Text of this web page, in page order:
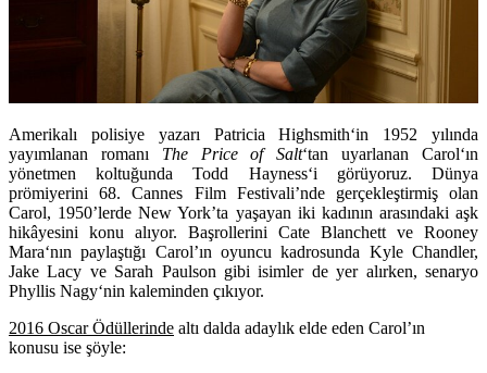
Amerikalı polisiye yazarı Patricia Highsmith‘in 1952 yılında
yayımlanan romanı The Price of Salt‘tan uyarlananCarol‘ın
yönetmen koltuğunda Todd Hayness‘i görüyoruz. Dünya
prömiyerini 68. Cannes Film Festivali’nde gerçekleştirmiş olan
Carol, 1950’lerde New York’ta yaşayan iki kadının arasındaki aşk
hikâyesini konu alıyor. Başrollerini Cate Blanchett ve Rooney
Mara‘nın paylaştığı Carol’ın oyuncu kadrosunda Kyle Chandler,
Jake Lacy veSarah Paulson gibi isimler de yer alırken, senaryo
Phyllis Nagy‘nin kaleminden çıkıyor.
2016 Oscar Ödüllerinde altı dalda adaylık elde eden Carol’ın
konusu ise şöyle: